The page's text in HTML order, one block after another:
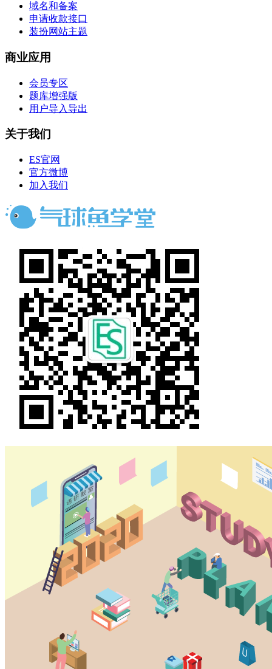
域名和备案
申请收款接口
装扮网站主题
商业应用
会员专区
题库增强版
用户导入导出
关于我们
ES官网
官方微博
加入我们